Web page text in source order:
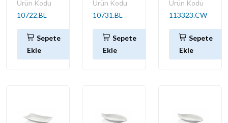
Ürün Kodu
10722.BL
Sepete
Ekle
Ürün Kodu
10731.BL
Sepete
Ekle
Ürün Kodu
113323.CW
Sepete
Ekle